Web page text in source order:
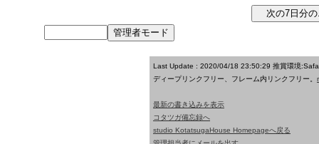
Last Update : 2020/04/18 23:50:29 推賞環境
ディープリンクフリー、フレーム内リンクフリー。
最新の書き込みを表示
コタツガ備忘録へ
studio KotatsugaHouse Homepageへ戻る